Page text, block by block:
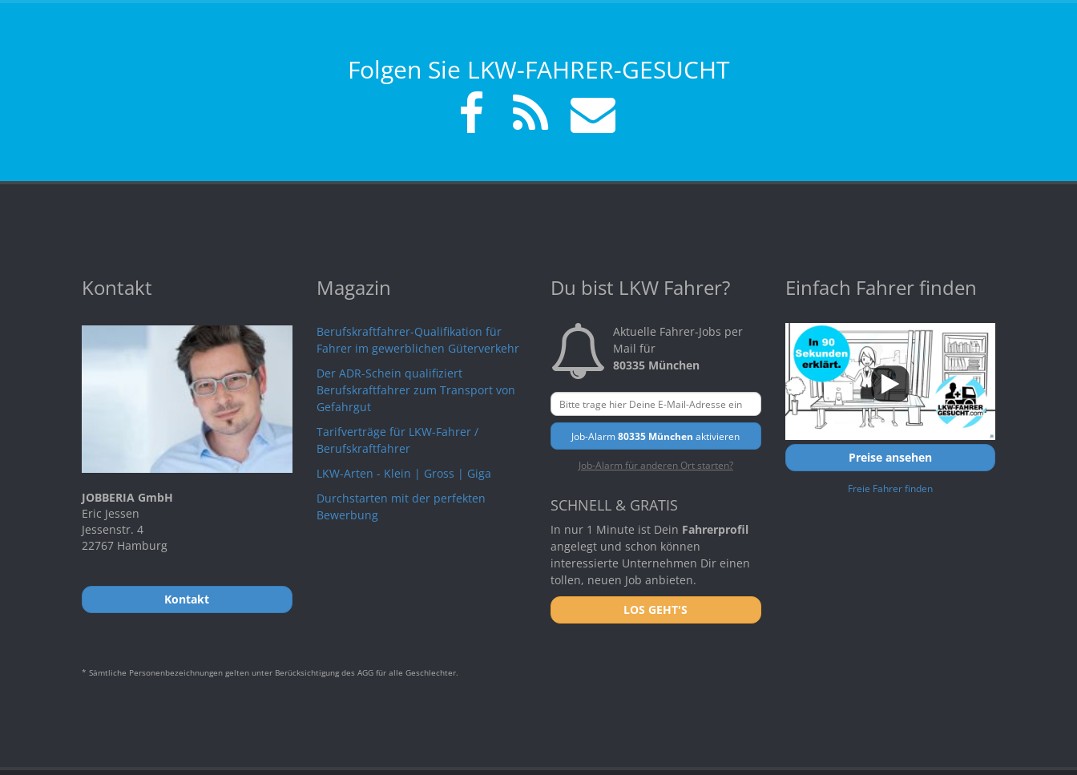
Folgen Sie LKW-FAHRER-GESUCHT
Kontakt
JOBBERIA GmbH
Eric Jessen
Jessenstr. 4
22767 Hamburg
Kontakt
Magazin
Berufskraftfahrer-Qualifikation für
Fahrer im gewerblichen Güterverkehr
Der ADR-Schein qualifiziert
Berufskraftfahrer zum Transport von
Gefahrgut
Tarifverträge für LKW-Fahrer /
Berufskraftfahrer
LKW-Arten - Klein | Gross | Giga
Durchstarten mit der perfekten
Bewerbung
Du bist LKW Fahrer?
Aktuelle Fahrer-Jobs per
Mail für
80335 München
Job-Alarm80335 München aktivieren
Job-Alarm für anderen Ort starten?
SCHNELL & GRATIS
In nur 1 Minute ist Dein Fahrerprofil
angelegt und schon können
interessierte Unternehmen Dir einen
tollen, neuen Job anbieten.
LOS GEHT'S
Einfach Fahrer finden
Preise ansehen
Freie Fahrer finden
* Sämtliche Personenbezeichnungen gelten unter Berücksichtigung des AGG für alle Geschlechter.